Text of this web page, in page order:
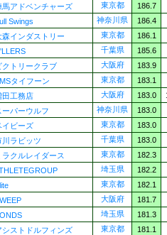
馬アドベンチャーズ 東京都
186.7
Swings 神奈川県
186.4
森インダストリー 東京都
186.1
千葉県
185.6
クトリークラブ 大阪府
183.9
タイフーン 東京都
183.1
田工務店 大阪府 183.0
ーパーウルフ 神奈川県
183.0
イビーズ 東京都
183.0
川ラビッツ 千葉県
183.0
ラクルレイダース 東京都
182.3
埼玉県
182.2
東京都
182.1
大阪府
181.7
埼玉県
181.3
シストドルフィンズ 東京都
181.1